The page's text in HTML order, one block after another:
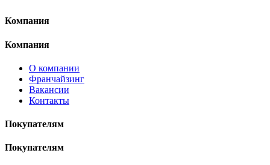
Компания
Компания
О компании
Франчайзинг
Вакансии
Контакты
Покупателям
Покупателям